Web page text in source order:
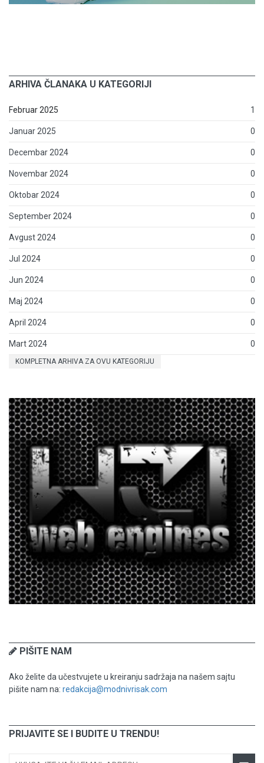
ARHIVA ČLANAKA U KATEGORIJI
Februar 2025 1
Januar 2025 0
Decembar 2024 0
Novembar 2024 0
Oktobar 2024 0
September 2024 0
Avgust 2024 0
Jul 2024 0
Jun 2024 0
Maj 2024 0
April 2024 0
Mart 2024 0
KOMPLETNA ARHIVA ZA OVU KATEGORIJU
PIŠITE NAM
Ako želite da učestvujete u kreiranju sadržaja na našem sajtu
pišite nam na: redakcija@modnivrisak.com
PRIJAVITE SE I BUDITE U TRENDU!